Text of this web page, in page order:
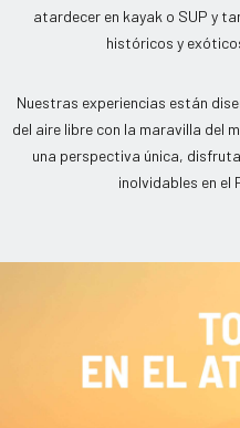
atardecer en kayak o SUP y
históricos y
Nuestras experiencias están
del aire libre con la maravilla del
una perspectiva única,
inolvidables en el